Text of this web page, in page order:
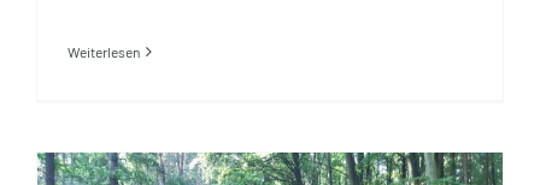
Weiterlesen